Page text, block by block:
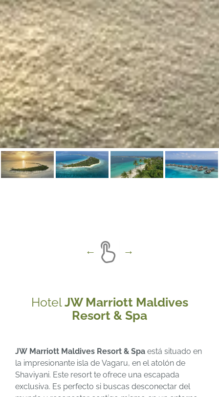
HotelJW Marriott Maldives
Resort & Spa
JW Marriott Maldives Resort & Spa está situado en
la impresionante isla de Vagaru, en el atolón de
Shaviyani. Este resort te ofrece una escapada
exclusiva. Es perfecto si buscas desconectar del